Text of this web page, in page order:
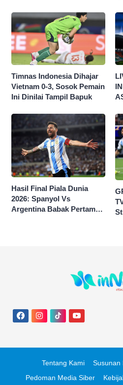
1 Jutaan!
Timnas Indonesia Dihajar
Vietnam 0-3, Sosok Pemain
Ini Dinilai Tampil Bapuk
Hasil Final Piala Dunia
2026: Spanyol Vs
Argentina Babak Pertama
Tentang Kami Susunan
Pedoman Media Siber